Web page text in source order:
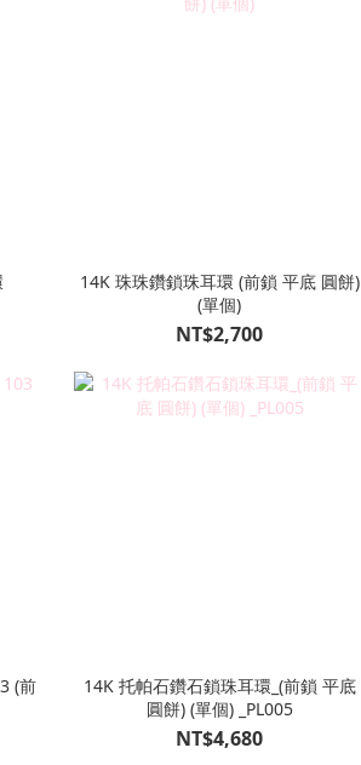
14K 珠珠鑽鎖珠耳環 (前鎖 平底 圓餅)
(單個)
NT$2,700
14K 托帕石鑽石鎖珠耳環_(前鎖 平底
圓餅) (單個) _PL005
NT$4,680